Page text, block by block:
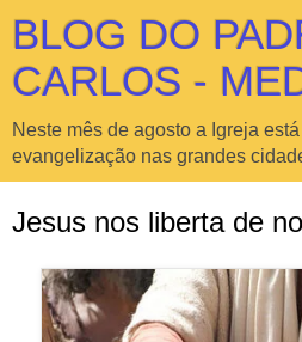
BLOG DO
CARLOS -
Neste mês de agosto a Igreja
evangelização nas grandes
Jesus nos liberta de